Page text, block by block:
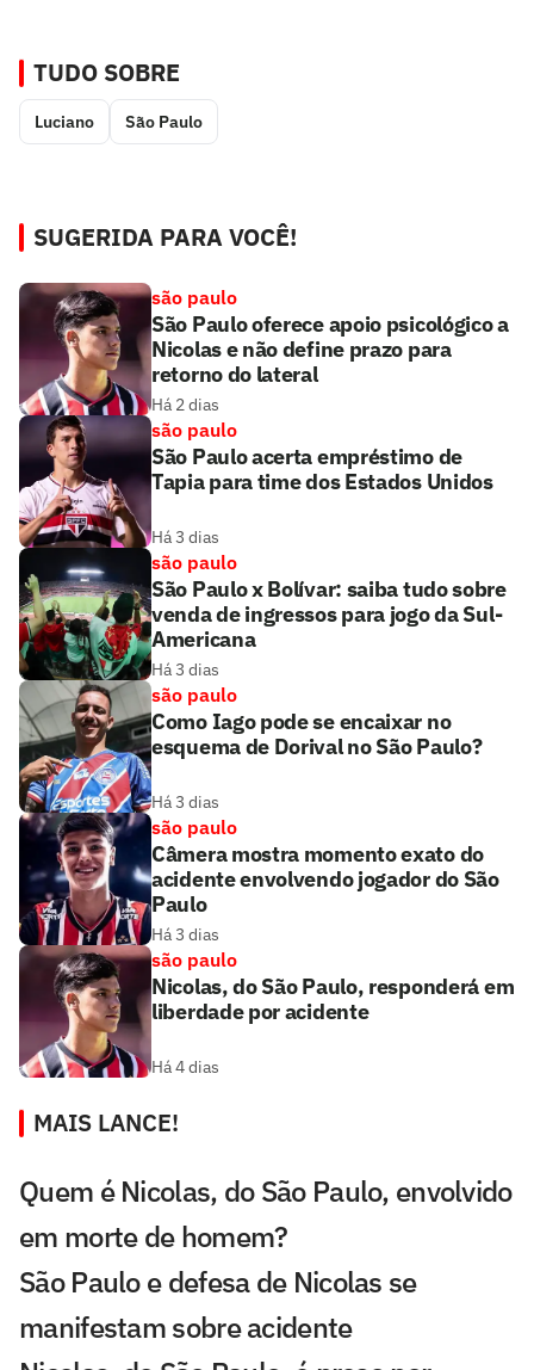
TUDO SOBRE
Luciano São Paulo
SUGERIDA PARA VOCÊ!
são paulo
São Paulo oferece apoio psicológico a
Nicolas e não define prazo para
retorno do lateral
Há 2 dias
são paulo
São Paulo acerta empréstimo de
Tapia para time dos Estados Unidos
Há 3 dias
são paulo
São Paulo x Bolívar: saiba tudo sobre
venda de ingressos para jogo da Sul-
Americana
Há 3 dias
são paulo
Como Iago pode se encaixar no
esquema de Dorival no São Paulo?
Há 3 dias
são paulo
Câmera mostra momento exato do
acidente envolvendo jogador do São
Paulo
Há 3 dias
são paulo
Nicolas, do São Paulo, responderá em
liberdade por acidente
Há 4 dias
MAIS LANCE!
Quem é Nicolas, do São Paulo, envolvido
em morte de homem?
São Paulo e defesa de Nicolas se
manifestam sobre acidente